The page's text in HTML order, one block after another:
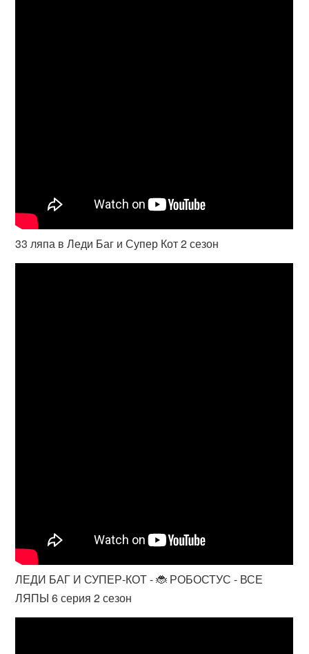
33 ляпа в Леди Баг и Супер Кот 2 сезон
ЛЕДИ БАГ И СУПЕР-КОТ - 🐞 РОБОСТУС - ВСЕ
ЛЯПЫ 6 серия 2 сезон